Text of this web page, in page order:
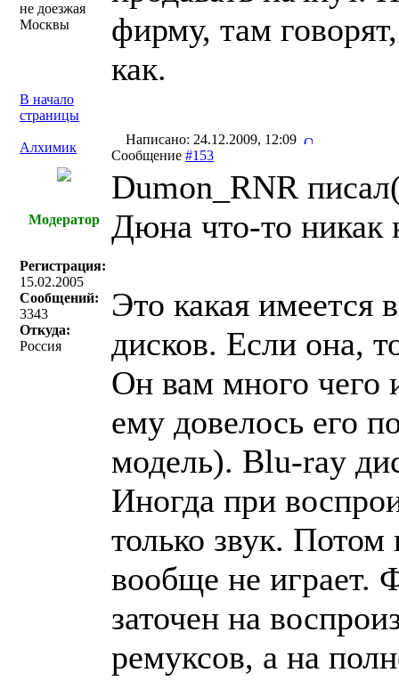
не доезжая
Москвы
фирму, там
как.
В начало
страницы
Алхимик
Написано: 24.12.2009, 12:09
Сообщение #153
Модератор
Регистрация:
15.02.2005
Сообщений:
3343
Откуда:
Россия
Dumon_RNR
Дюна что-то никак
Это какая имеется
дисков. Если она,
Он вам много чего
ему довелось его
модель). Blu-ray
Иногда при
только звук.
вообще не играет.
заточен на
ремуксов, а на